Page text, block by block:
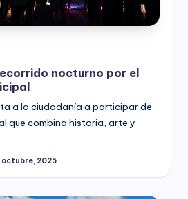
nocturno por el
a la ciudadanía a participar de
que combina historia, arte y
octubre, 2025